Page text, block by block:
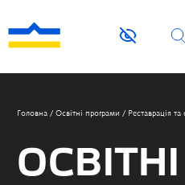
Головна / Освітні програми / Реставрація
ОСВІТНІ